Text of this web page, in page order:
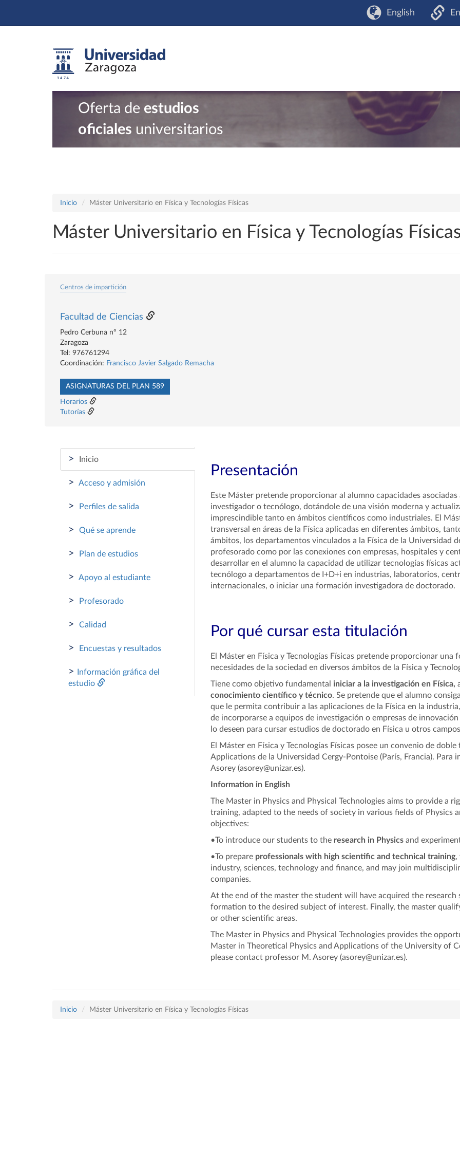
English
Oferta de estudios
oficiales universitarios
Inicio Máster Universitario en Física y Tecnologías Físicas
Máster Universitario en Física y Tecnologías
Centros de impartición
Facultad de Ciencias
Pedro Cerbuna nº 12
Zaragoza
Tel: 976761294
Coordinación: Francisco Javier Salgado Remacha
ASIGNATURAS DEL PLAN 589
Horarios
Tutorías
> Inicio
> Acceso y admisión
> Perfiles de salida
> Qué se aprende
> Plan de estudios
> Apoyo al estudiante
> Profesorado
> Calidad
> Encuestas y resultados
>
Información gráfica del
estudio
Presentación
Este Máster pretende proporcionar al alumno capacidades
investigador o tecnólogo, dotándole de una visión moderna y
imprescindible tanto en ámbitos científicos como industriales. El
transversal en áreas de la Física aplicadas en diferentes ámbitos,
ámbitos, los departamentos vinculados a la Física de la Universidad
profesorado como por las conexiones con empresas, hospitales y
desarrollar en el alumno la capacidad de utilizar tecnologías físicas
tecnólogo a departamentos de I+D+i en industrias, laboratorios,
internacionales, o iniciar una formación investigadora de doctorado.
Por qué cursar esta titulación
El Máster en Física y Tecnologías Físicas pretende proporcionar una
necesidades de la sociedad en diversos ámbitos de la Física y
Tiene como objetivo fundamental iniciar a la investigación en Física,
conocimiento científico y técnico. Se pretende que el alumno
que le permita contribuir a las aplicaciones de la Física en la
de incorporarse a equipos de investigación o empresas de
lo deseen para cursar estudios de doctorado en Física u otros
El Máster en Física y Tecnologías Físicas posee un convenio de
Applications de la Universidad Cergy-Pontoise (París, Francia).
Asorey (asorey@unizar.es).
Information in English
The Master in Physics and Physical Technologies aims to provide a
training, adapted to the needs of society in various fields of Physics
objectives:
•To introduce our students to the research in Physicsand
•To prepare professionals with high scientific and technical training,
industry, sciences, technology and finance, and may join
companies.
At the end of the master the student will have acquired the
formation to the desired subject of interest. Finally, the master
or other scientific areas.
The Master in Physics and Physical Technologies provides the
Master in Theoretical Physics and Applications of the University of
please contact professor M. Asorey (asorey@unizar.es).
Inicio Máster Universitario en Física y Tecnologías Físicas